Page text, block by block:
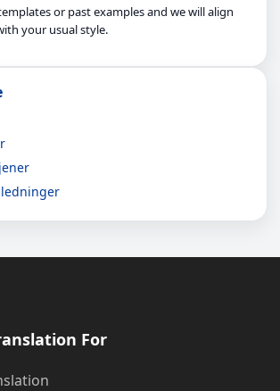
or past examples and we will align
your usual style.
For